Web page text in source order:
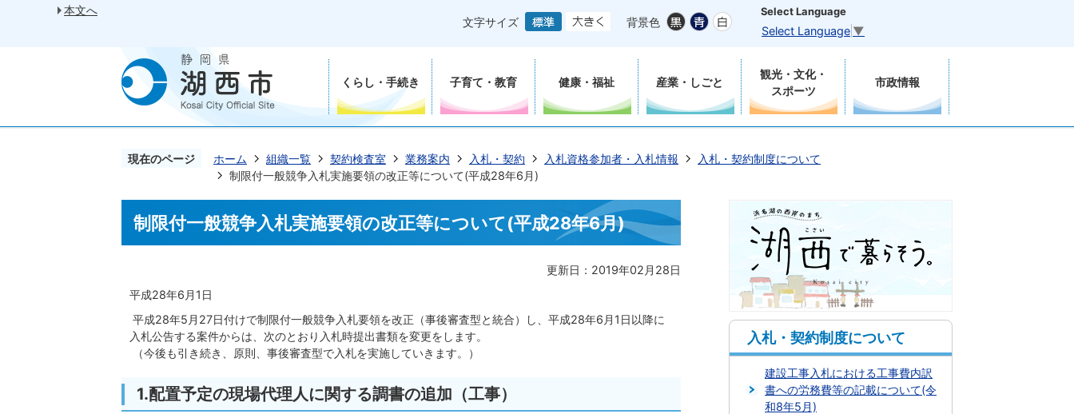
本文へ
文字サイズ
背景色
Select Language
Select Language ▼
くらし・手続き 子育て・教育 健康・福祉 産業・しごと
観光・文化・
スポーツ
市政情報
現在のページ ホーム 組織一覧 契約検査室 業務案内 入札・契約 入札資格参加者・入札情報
入札・契約制度について
制限付一般競争入札実施要領の改正等について(平成28年6月)
制限付一般競争入札実施要領の改正等について(平成28年6月)
更新日：2019年02月28日
平成28年6月1日
平成28年5月27日付けで制限付一般競争入札要領を改正（事後審査型と統合）し、平成28年6月1日以降に
入札公告する案件からは、次のとおり入札時提出書類を変更をします。
（今後も引き続き、原則、事後審査型で入札を実施していきます。）
1.配置予定の現場代理人に関する調書の追加（工事）
入札・契約制度について
建設工事入札における工事費内訳
書への労務費等の記載について(令
和8年5月)